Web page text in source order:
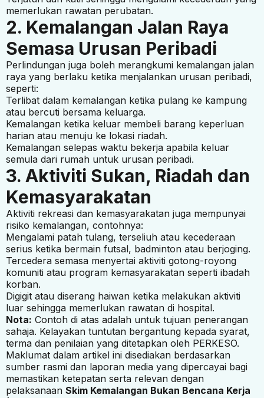
memerlukan rawatan perubatan.
2. Kemalangan Jalan Raya
Semasa Urusan Peribadi
Perlindungan juga boleh merangkumi kemalangan jalan
raya yang berlaku ketika menjalankan urusan peribadi,
seperti:
Terlibat dalam kemalangan ketika pulang ke kampung
atau bercuti bersama keluarga.
Kemalangan ketika keluar membeli barang keperluan
harian atau menuju ke lokasi riadah.
Kemalangan selepas waktu bekerja apabila keluar
semula dari rumah untuk urusan peribadi.
3. Aktiviti Sukan, Riadah dan
Kemasyarakatan
Aktiviti rekreasi dan kemasyarakatan juga mempunyai
risiko kemalangan, contohnya:
Mengalami patah tulang, terseliuh atau kecederaan
serius ketika bermain futsal, badminton atau berjoging.
Tercedera semasa menyertai aktiviti gotong-royong
komuniti atau program kemasyarakatan seperti ibadah
korban.
Digigit atau diserang haiwan ketika melakukan aktiviti
luar sehingga memerlukan rawatan di hospital.
Nota: Contoh di atas adalah untuk tujuan penerangan
sahaja. Kelayakan tuntutan bergantung kepada syarat,
terma dan penilaian yang ditetapkan oleh PERKESO.
Maklumat dalam artikel ini disediakan berdasarkan
sumber rasmi dan laporan media yang dipercayai bagi
memastikan ketepatan serta relevan dengan
pelaksanaan Skim Kemalangan Bukan Bencana Kerja